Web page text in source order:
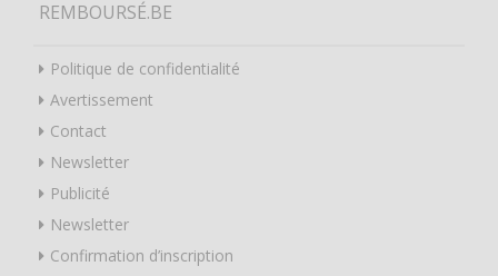
REMBOURSÉ.BE
Politique de confidentialité
Avertissement
Contact
Newsletter
Publicité
Newsletter
Confirmation d’inscription